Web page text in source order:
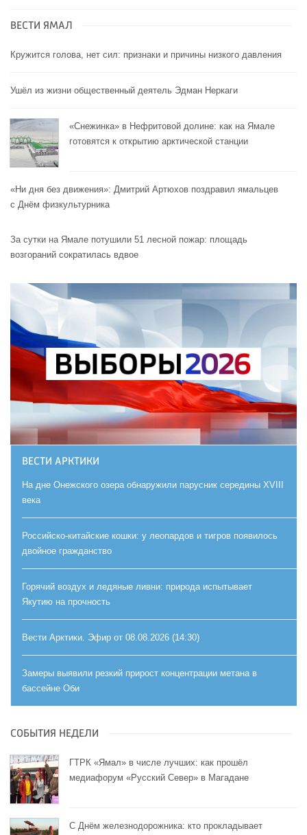
ВЕСТИ ЯМАЛ
Кружится голова, нет сил: признаки и причины низкого давления
Ушёл из жизни общественный деятель Эдман Неркаги
«Снежинка» в Нефритовой долине: как на Ямале
готовятся к открытию арктической станции
«Ни дня без движения»: Дмитрий Артюхов поздравил ямальцев
с Днём физкультурника
За сутки на Ямале потушили 51 лесной пожар: площадь
возгораний сократилась вдвое
ВЕСТИ АРКТИКИ
На дне Онежского озера обнаружили парусник середины XVIII
века
Российско-китайские кошки: у леопардов и тигров появилось
двойное гражданство
Горячий воздух и ледяные ливни: природа испытывает
Якутию на прочность
Вести Арктики. Эфир от 08.08.2026 (14:30)
Замеры выявили резкий прирост концентрации метана в
бассейне Оби
СОБЫТИЯ НЕДЕЛИ
ГТРК «Ямал» в числе лучших: как прошёл
медиафорум «Русский Север» в Магадане
С Днём железнодорожника: кто прокладывает